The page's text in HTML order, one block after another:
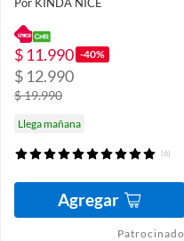
$ 11.990 -40%
$ 12.990
$ 19.990
Llega mañana
(6)
Agregar
Patrocinado